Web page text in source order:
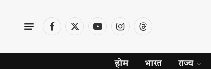
Facebook
X
YouTubeInstagramThreads
होम भारत राज्य